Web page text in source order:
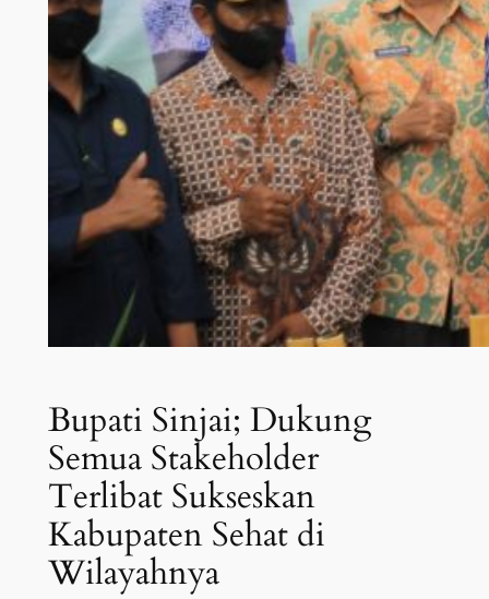
Bupati Sinjai; Dukung
Semua Stakeholder
Terlibat Sukseskan
Kabupaten Sehat di
Wilayahnya